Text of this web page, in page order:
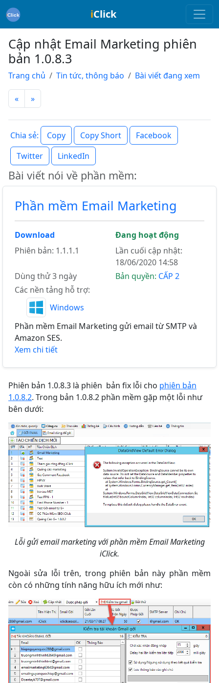
iClick
Cập nhật Email Marketing phiên
bản 1.0.8.3
Trang chủ Tin tức, thông báo Bài viết đang xem
« »
Chia sẻ: Copy Copy Short
Facebook
Twitter
LinkedIn
Bài viết nói về phần mềm:
Phần mềm Email Marketing
Download
Đang hoạt động
Phiên bản: 1.1.1.1
Lần cuối cập nhật:
18/06/2020 14:58
Dùng thử 3 ngày
Bản quyền: CẤP 2
Các nền tảng hỗ trợ:
Windows
Phần mềm Email Marketing gửi email từ SMTP và
Amazon SES.
Xem chi tiết
Phiên bản 1.0.8.3 là phiên bản fix lỗi cho phiên bản
1.0.8.2. Trong bản 1.0.8.2 phần mềm gặp một lỗi như
bên dưới:
Lỗi gửi email marketing với phần mềm Email Marketing
iClick.
Ngoài sửa lỗi trên, trong phiên bản này phần mềm
còn có những tính năng hữu ích mới như: